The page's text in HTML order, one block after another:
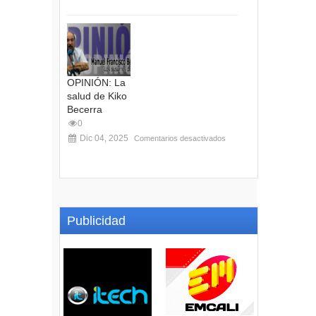
OPINIÓN: La
salud de Kiko
Becerra
0
Dic 04, 2025
Comentarios desactivados
Publicidad